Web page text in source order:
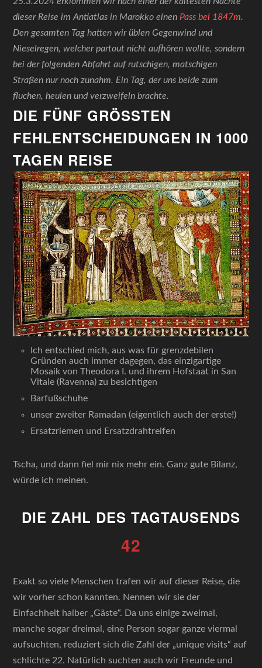
dieser Reise im Antiatlas in Marokko einen Pass bei 1847m.
Den gesamten Tag hatten wir üblen Gegenwind und
Nieselregen, welcher partout nicht aufhören wollte, sondern
bei der folgenden Abfahrt auf rutschigen, matschigen
Straßen nur noch zunahm. Ein Tag, der uns beide zum
fluchen, heulen und verzweifeln brachte.
DIE FÜNF GRÖSSTEN F
EHLENTSCHEIDUNGEN IN 1000 T
AGEN REISE
Ich entschied mich, aus was für grenzdebilen
Gründen auch immer dagegen, das einzigartige
Mosaik von Theodora I. und ihrem Hofstaat in San
Vitale (Ravenna) zu besichtigen
Barfußschuhe
unser zweiter Ramadan (eigentlich auch der erste!)
Ersatzriemen und Ersatzdrahtreifen
Tscha, und dann fiel mir nix mehr ein. Ganz gute Bilanz,
würde ich meinen.
DIE ZAHL DES TAGTAUSENDS
42
Exakt so viele Menschen trafen wir auf dieser Reise, die
wir vorher schon kannten. Nennen wir sie der
Einfachheit halber „Gäste“. Da uns einige zweimal,
manche sogar dreimal, eine Person sogar ganze viermal
aufsuchten, reduziert sich die Zahl der „unique visits“ auf
schlichte 22. Natürlich suchten auch wir Freunde und